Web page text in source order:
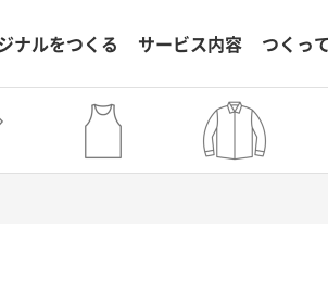
ナルをつくる サービス内容 つくっ